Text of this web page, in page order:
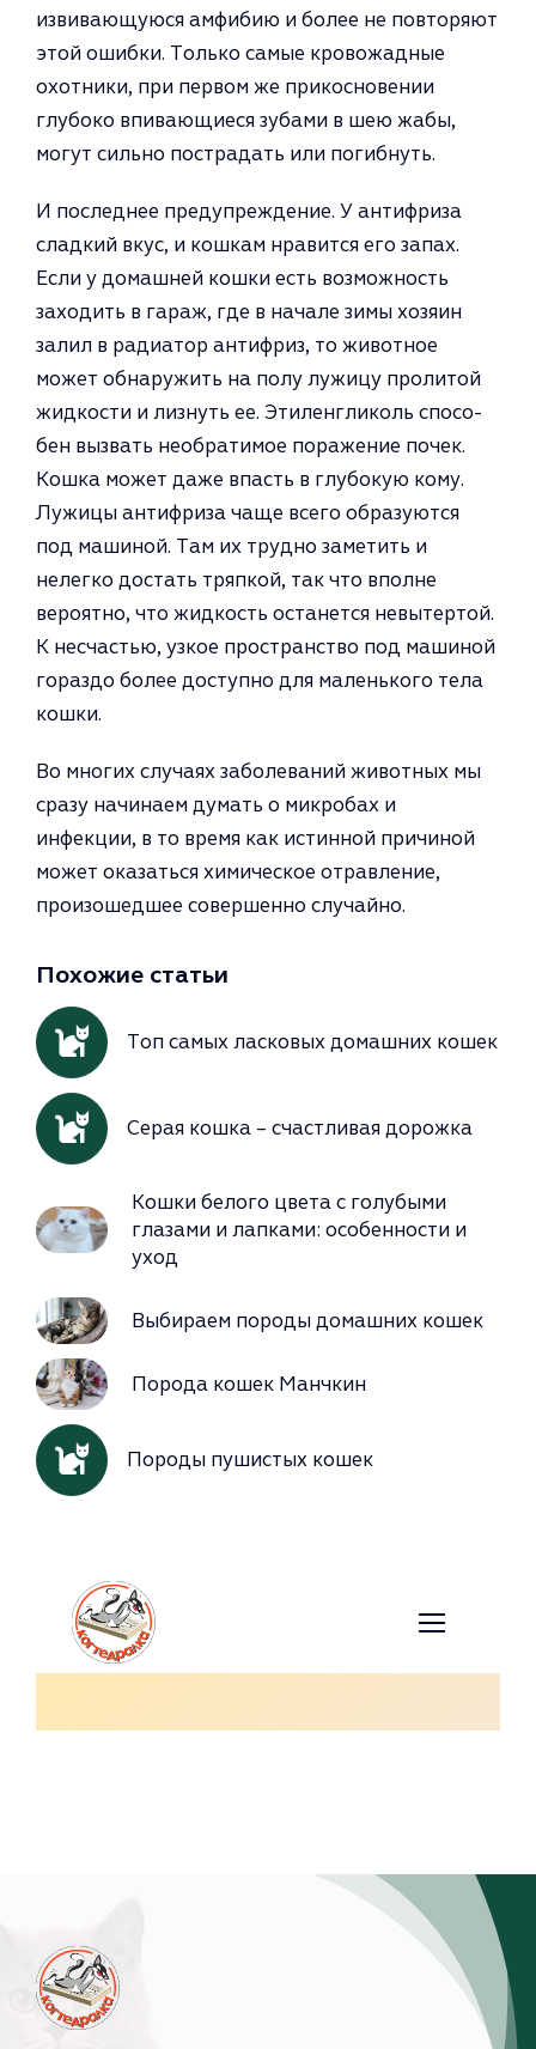
извивающуюся амфибию и более не повторяют
этой ошибки. Только са­мые кровожадные
охотники, при первом же прикосновении
глубоко впивающиеся зубами в шею жабы,
могут сильно пострадать или погиб­нуть.
И последнее предупреждение. У антифриза
сладкий вкус, и кошкам нравится его запах.
Если у домаш­ней кошки есть возможность
захо­дить в гараж, где в начале зимы хо­зяин
залил в радиатор антифриз, то животное
может обнаружить на по­лу лужицу пролитой
жидкости и лизнуть ее. Этиленгликоль спосо­
бен вызвать необратимое поражение почек.
Кошка может да­же впасть в глубокую кому.
Лужи­цы антифриза чаще всего образуются
под машиной. Там их трудно заметить и
нелегко достать тряпкой, так что вполне
вероятно, что жидкость останется невы­тертой.
К несчастью, узкое пространство под машиной
гораздо более доступно для маленького тела
кошки.
Во многих случаях заболеваний животных мы
сразу начинаем ду­мать о микробах и
инфекции, в то время как истинной причиной
мо­жет оказаться химическое отравление,
произошедшее со­вершенно случайно.
Похожие статьи
Топ самых ласковых домашних кошек
Серая кошка – счастливая дорожка
Кошки белого цвета с голубыми
глазами и лапками: особенности и
уход
Выбираем породы домашних кошек
Порода кошек Манчкин
Породы пушистых кошек